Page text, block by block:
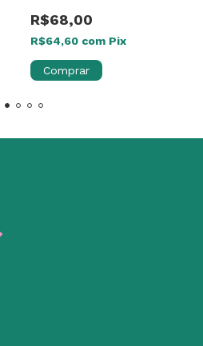
R$68,00
R$64,60 com Pix
Comprar